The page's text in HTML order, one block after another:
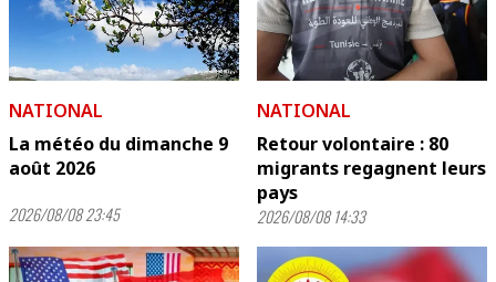
NATIONAL
La météo du dimanche 9
août 2026
2026/08/08 23:45
NATIONAL
Retour volontaire : 80
migrants regagnent leurs
pays
2026/08/08 14:33